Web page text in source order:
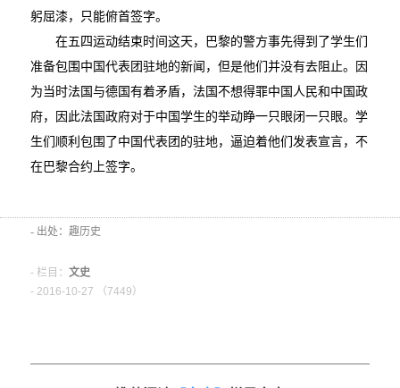
躬屈漆，只能俯首签字。
在五四运动结束时间这天，巴黎的警方事先得到了学生们
准备包围中国代表团驻地的新闻，但是他们并没有去阻止。因
为当时法国与德国有着矛盾，法国不想得罪中国人民和中国政
府，因此法国政府对于中国学生的举动睁一只眼闭一只眼。学
生们顺利包围了中国代表团的驻地，逼迫着他们发表宣言，不
在巴黎合约上签字。
- 出处：趣历史
- 栏目： 文史
- 2016-10-27 （7449）